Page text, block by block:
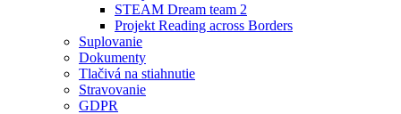
STEAM Dream team 2
Projekt Reading across Borders
Suplovanie
Dokumenty
Tlačivá na stiahnutie
Stravovanie
GDPR